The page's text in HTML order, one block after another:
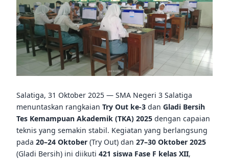
Salatiga, 31 Oktober 2025 — SMA Negeri 3 Salatiga
menuntaskan rangkaian Try Out ke-3 dan Gladi Bersih
Tes Kemampuan Akademik (TKA) 2025 dengan capaian
teknis yang semakin stabil. Kegiatan yang berlangsung
pada 20–24 Oktober (Try Out) dan 27–30 Oktober 2025
(Gladi Bersih) ini diikuti 421 siswa Fase F kelas XII,